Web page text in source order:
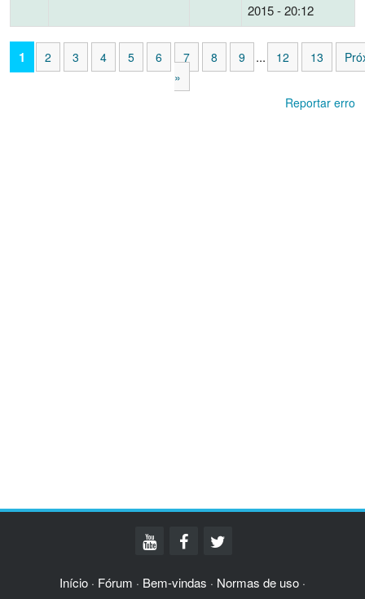
2015 - 20:12
1 2 3 4 5 6 7 8 9 ... 12 13
»
Reportar erro
Início · Fórum · Bem-vindas · Normas de uso ·